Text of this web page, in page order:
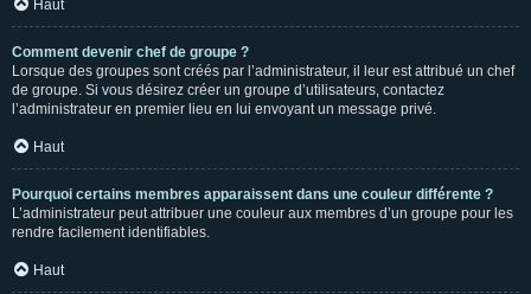
Haut
Comment devenir chef de groupe ?
Lorsque des groupes sont créés par l’administrateur, il leur est attribué un chef
de groupe. Si vous désirez créer un groupe d’utilisateurs, contactez
l’administrateur en premier lieu en lui envoyant un message privé.
Haut
Pourquoi certains membres apparaissent dans une couleur différente ?
L’administrateur peut attribuer une couleur aux membres d’un groupe pour les
rendre facilement identifiables.
Haut